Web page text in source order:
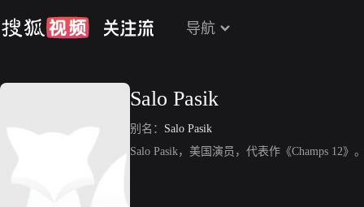
导航
Salo Pasik
别名： Salo Pasik
Salo Pasik，美国演员，代表作《Champs 12》